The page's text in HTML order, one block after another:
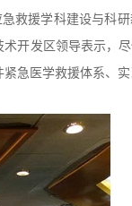
救援学科建设与科研
开发区领导表示，
急医学救援体系、